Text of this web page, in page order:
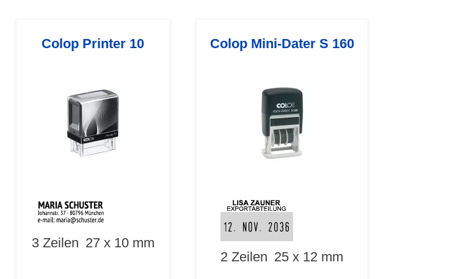
Colop Printer 10
3 Zeilen 27 x 10 mm
Colop Mini-Dater S 160
2 Zeilen 25 x 12 mm